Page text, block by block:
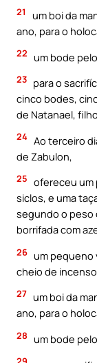
21
um boi da
ano, para o
22 um bode
23 para o
cinco bodes,
de Natanael,
24 Ao terceiro
de Zabulon,
25 ofereceu um
siclos, e uma
segundo o peso
borrifada com
26 um pequeno
cheio de
27 um boi da
ano, para o
28 um bode